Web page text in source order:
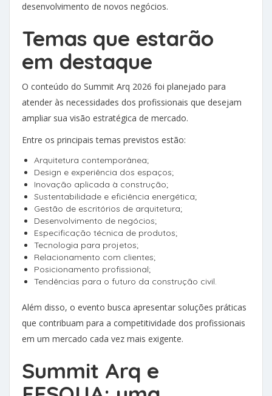
desenvolvimento de novos negócios.
Temas que estarão
em destaque
O conteúdo do Summit Arq 2026 foi planejado para
atender às necessidades dos profissionais que desejam
ampliar sua visão estratégica de mercado.
Entre os principais temas previstos estão:
Arquitetura contemporânea;
Design e experiência dos espaços;
Inovação aplicada à construção;
Sustentabilidade e eficiência energética;
Gestão de escritórios de arquitetura;
Desenvolvimento de negócios;
Especificação técnica de produtos;
Tecnologia para projetos;
Relacionamento com clientes;
Posicionamento profissional;
Tendências para o futuro da construção civil.
Além disso, o evento busca apresentar soluções práticas
que contribuam para a competitividade dos profissionais
em um mercado cada vez mais exigente.
Summit Arq e